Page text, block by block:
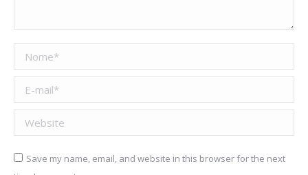
Nome *
E-mail *
Website
Save my name, email, and website in this browser for the next